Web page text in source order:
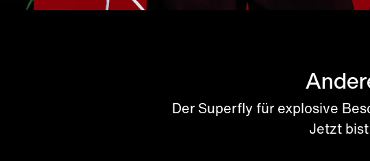
Der Superfly für explosive
Jetzt